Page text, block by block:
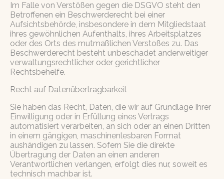
Im Falle von Verstößen gegen die DSGVO steht den
Betroffenen ein Beschwerderecht bei einer
Aufsichtsbehörde, insbesondere in dem Mitgliedstaat
ihres gewöhnlichen Aufenthalts, ihres Arbeitsplatzes
oder des Orts des mutmaßlichen Verstoßes zu. Das
Beschwerderecht besteht unbeschadet anderweitiger
verwaltungsrechtlicher oder gerichtlicher
Rechtsbehelfe.
Recht auf Daten­übertrag­barkeit
Sie haben das Recht, Daten, die wir auf Grundlage Ihrer
Einwilligung oder in Erfüllung eines Vertrags
automatisiert verarbeiten, an sich oder an einen Dritten
in einem gängigen, maschinenlesbaren Format
aushändigen zu lassen. Sofern Sie die direkte
Übertragung der Daten an einen anderen
Verantwortlichen verlangen, erfolgt dies nur, soweit es
technisch machbar ist.